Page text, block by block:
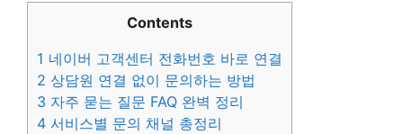
Contents
1 네이버 고객센터 전화번호 바로 연결
2 상담원 연결 없이 문의하는 방법
3 자주 묻는 질문 FAQ 완벽 정리
4 서비스별 문의 채널 총정리